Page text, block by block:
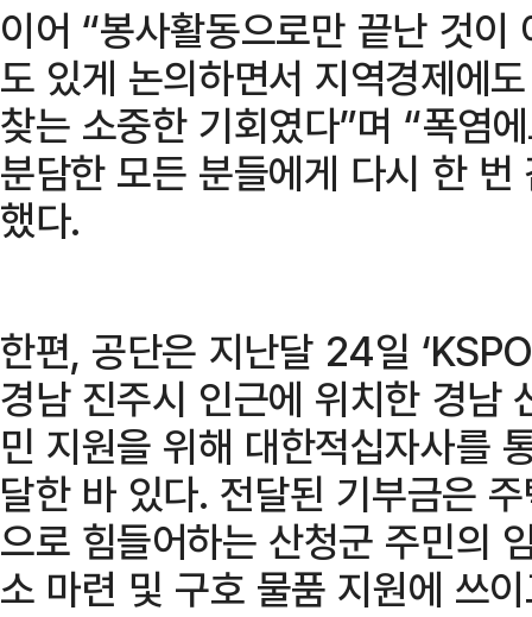
이어 “봉사활동으로만 끝난 것
도 있게 논의하면서 지역경제에
찾는 소중한 기회였다”며 “폭염
분담한 모든 분들에게 다시 한
했다.
한편, 공단은 지난달 24일
경남 진주시 인근에 위치한 경남
민 지원을 위해 대한적십자사를
달한 바 있다. 전달된 기부금은
으로 힘들어하는 산청군 주민의
소 마련 및 구호 물품 지원에 쓰